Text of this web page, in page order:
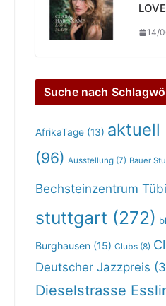
14/
Suche nach
AfrikaTage (13) aktuell
(96) Ausstellung (7) Bauer
Bechsteinzentrum
stuttgart (272)
Burghausen (15) Clubs (8)
Deutscher Jazzpreis
Dieselstrasse